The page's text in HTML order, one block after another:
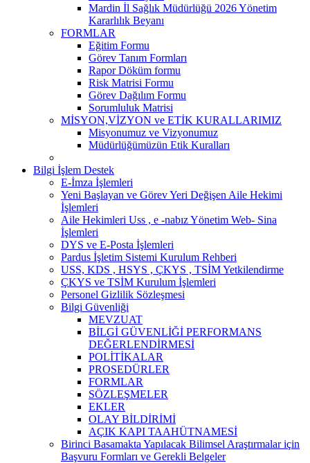
Mardin İl Sağlık Müdürlüğü 2026 Yönetim
Kararlılık Beyanı
FORMLAR
Eğitim Formu
Görev Tanım Formları
Rapor Döküm formu
Risk Matrisi Formu
Görev Dağılım Formu
Sorumluluk Matrisi
MİSYON,VİZYON ve ETİK KURALLARIMIZ
Misyonumuz ve Vizyonumuz
Müdürlüğümüzün Etik Kuralları
Bilgi İşlem Destek
E-İmza İşlemleri
Yeni Başlayan ve Görev Yeri Değişen Aile Hekimi
İşlemleri
Aile Hekimleri Uss , e -nabız Yönetim Web- Sina
İşlemleri
DYS ve E-Posta İşlemleri
Pardus İşletim Sistemi Kurulum Rehberi
USS, KDS , HSYS , ÇKYS , TSİM Yetkilendirme
ÇKYS ve TSİM Kurulum İşlemleri
Personel Gizlilik Sözleşmesi
Bilgi Güvenliği
MEVZUAT
BİLGİ GÜVENLİĞİ PERFORMANS
DEĞERLENDİRMESİ
POLİTİKALAR
PROSEDÜRLER
FORMLAR
SÖZLEŞMELER
EKLER
OLAY BİLDİRİMİ
AÇIK KAPI TAAHÜTNAMESİ
Birinci Basamakta Yapılacak Bilimsel Araştırmalar için
Başvuru Formları ve Gerekli Belgeler